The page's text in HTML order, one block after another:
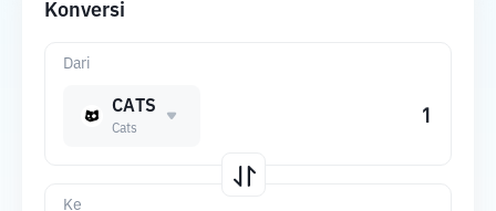
Konversi
Dari
CATS
Cats
Ke